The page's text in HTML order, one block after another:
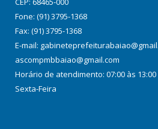
Fone: (91) 3795-1368
Fax: (91) 3795-1368
E-mail:
ascompmbbaiao@gmail.com
Horário de atendimento: 07:00 às
Sexta-Feira